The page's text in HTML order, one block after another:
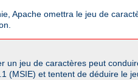
Apache omettra le jeu de
un jeu de caractères peut
(MSIE) et tentent de déduire le